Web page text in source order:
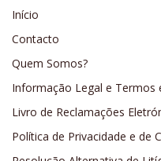
Início
Contacto
Quem Somos?
Informação Legal e Termos
Livro de Reclamações
Política de Privacidade e de